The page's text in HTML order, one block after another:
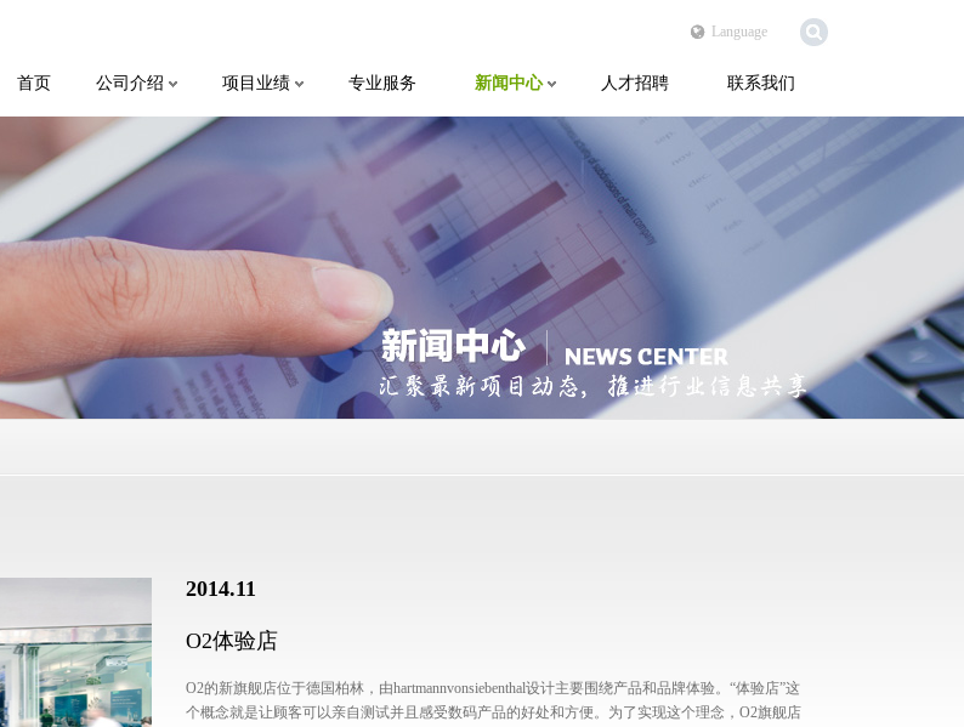
Language
首页 公司介绍 项目业绩 专业服务 新闻中心 人才招聘 联系我们
2014.11
O2体验店
O2的新旗舰店位于德国柏林，由hartmannvonsiebenthal设计主要围绕产品和品牌体验。“体验店”这
个概念就是让顾客可以亲自测试并且感受数码产品的好处和方便。为了实现这个理念，O2旗舰店